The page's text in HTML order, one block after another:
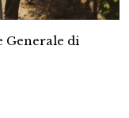
Generale di